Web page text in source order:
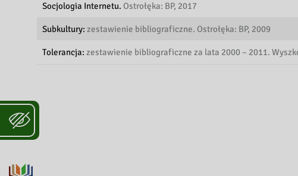
Socjologia Internetu. Ostrołęka: BP, 2017
Subkultury: zestawienie bibliograficzne. Ostrołęka: BP, 2009
Tolerancja: zestawienie bibliograficzne za lata 2000 – 2011.